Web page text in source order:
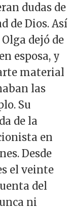
dudas de
de Dios. Así
dejó de
esposa, y
material
las
Su
de la
en
Desde
el veinte
del
ni